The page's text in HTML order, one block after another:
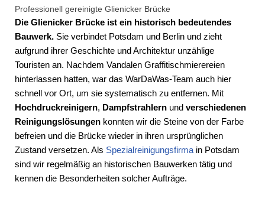
Professionell gereinigte Glienicker Brücke
Die Glienicker Brücke ist ein historisch bedeutendes
Bauwerk. Sie verbindet Potsdam und Berlin und zieht
aufgrund ihrer Geschichte und Architektur unzählige
Touristen an. Nachdem Vandalen Graffitischmierereien
hinterlassen hatten, war das WarDaWas-Team auch hier
schnell vor Ort, um sie systematisch zu entfernen. Mit
Hochdruckreinigern, Dampfstrahlern und verschiedenen
Reinigungslösungen konnten wir die Steine von der Farbe
befreien und die Brücke wieder in ihren ursprünglichen
Zustand versetzen. Als Spezialreinigungsfirma in Potsdam
sind wir regelmäßig an historischen Bauwerken tätig und
kennen die Besonderheiten solcher Aufträge.